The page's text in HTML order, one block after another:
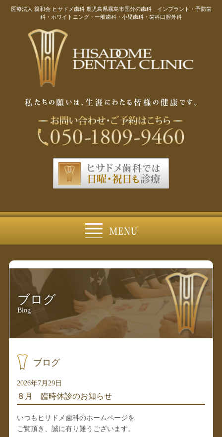
医療法人 親和会 ヒサドメ歯科 鹿児島県霧島市国分の歯科 インプラント・予防歯
科・ホワイトニング・一般歯科・小児歯科・歯科口腔外科
ブログ
Blog
ブログ
2026年7月29日
８月 臨時休診のお知らせ
いつもヒサドメ歯科のホームページを
ご覧頂き、誠に有り難うございます。